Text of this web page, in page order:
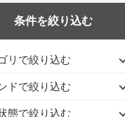
条件を絞り込む
リで絞り込む
ドで絞り込む
態で絞り込む